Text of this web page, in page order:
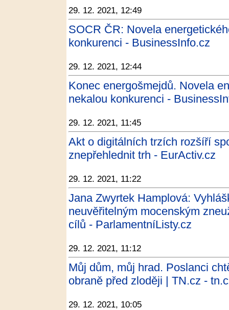
29. 12. 2021, 12:49
SOCR ČR: Novela
konkurenci - BusinessInfo.cz
29. 12. 2021, 12:44
Konec energošmejdů. Novela
nekalou konkurenci -
29. 12. 2021, 11:45
Akt o digitálních trzích rozšíří
znepřehlednit trh - EurActiv.cz
29. 12. 2021, 11:22
Jana Zwyrtek Hamplová:
neuvěřitelným mocenským
cílů - ParlamentníListy.cz
29. 12. 2021, 11:12
Můj dům, můj hrad. Poslanci
obraně před zloději | TN.cz -
29. 12. 2021, 10:05